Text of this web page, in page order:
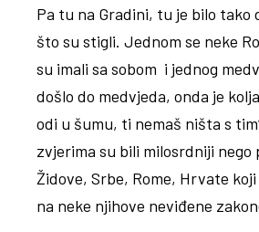
Pa tu na Gradini, tu je bilo tako
što su stigli. Jednom se neke
su imali sa sobom i jednog
došlo do medvjeda, onda je
odi u šumu, ti nemaš ništa s
zvjerima su bili milosrdniji nego
Židove, Srbe, Rome, Hrvate
na neke njihove neviđene